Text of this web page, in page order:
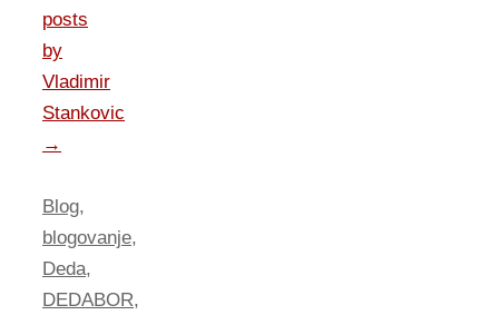
posts
by
Vladimir
Stankovic
→
Blog,
blogovanje,
Deda,
DEDABOR,